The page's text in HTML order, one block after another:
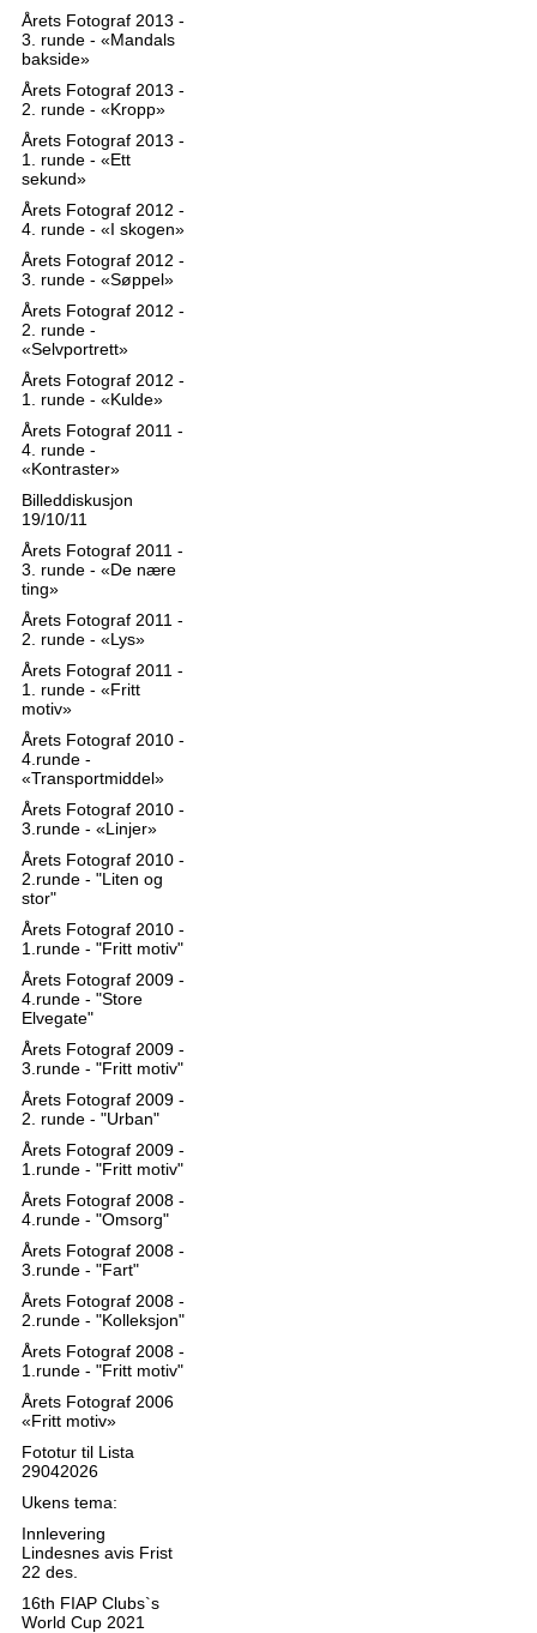
Årets Fotograf 2013 -
3. runde - «Mandals
bakside»
Årets Fotograf 2013 -
2. runde - «Kropp»
Årets Fotograf 2013 -
1. runde - «Ett
sekund»
Årets Fotograf 2012 -
4. runde - «I skogen»
Årets Fotograf 2012 -
3. runde - «Søppel»
Årets Fotograf 2012 -
2. runde -
«Selvportrett»
Årets Fotograf 2012 -
1. runde - «Kulde»
Årets Fotograf 2011 -
4. runde -
«Kontraster»
Billeddiskusjon
19/10/11
Årets Fotograf 2011 -
3. runde - «De nære
ting»
Årets Fotograf 2011 -
2. runde - «Lys»
Årets Fotograf 2011 -
1. runde - «Fritt
motiv»
Årets Fotograf 2010 -
4.runde -
«Transportmiddel»
Årets Fotograf 2010 -
3.runde - «Linjer»
Årets Fotograf 2010 -
2.runde - "Liten og
stor"
Årets Fotograf 2010 -
1.runde - "Fritt motiv"
Årets Fotograf 2009 -
4.runde - "Store
Elvegate"
Årets Fotograf 2009 -
3.runde - "Fritt motiv"
Årets Fotograf 2009 -
2. runde - "Urban"
Årets Fotograf 2009 -
1.runde - "Fritt motiv"
Årets Fotograf 2008 -
4.runde - "Omsorg"
Årets Fotograf 2008 -
3.runde - "Fart"
Årets Fotograf 2008 -
2.runde - "Kolleksjon"
Årets Fotograf 2008 -
1.runde - "Fritt motiv"
Årets Fotograf 2006
«Fritt motiv»
Fototur til Lista
29042026
Ukens tema:
Innlevering
Lindesnes avis Frist
22 des.
16th FIAP Clubs`s
World Cup 2021